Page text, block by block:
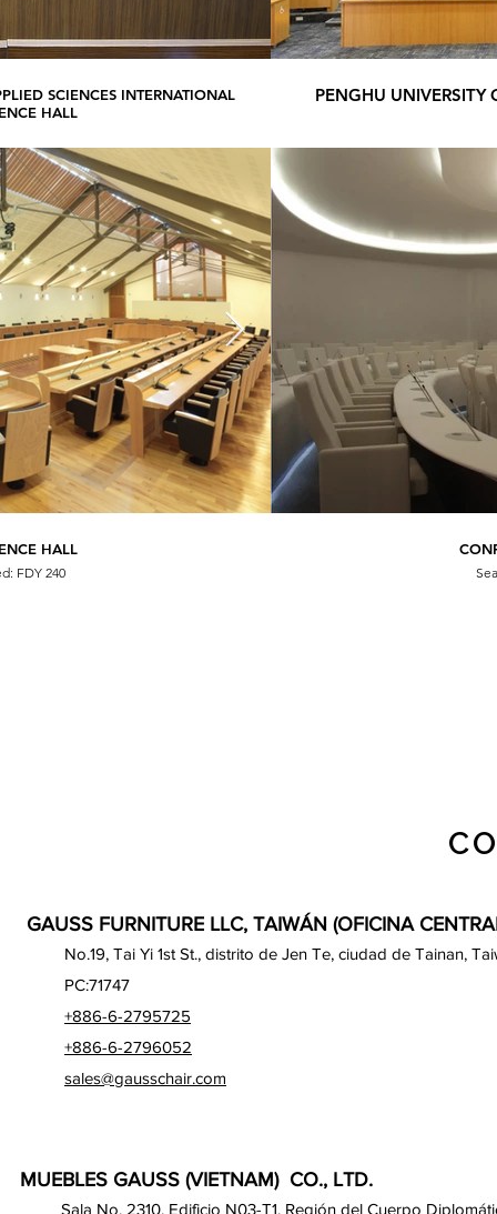
SCIENCES INTERNATIONAL
HALL
KAOHSIUNG UNIVERSITY
PENGHU UNIVERSITY
HALL
FDY 240
GAUSS FURNITURE LLC, TAIWÁN (OFICINA
No.19, Tai Yi 1st St., distrito de Jen Te, ciudad de Tainan,
PC:71747
+886-6-2795725
+886-6-2796052
sales@gausschair.com
MUEBLES GAUSS (VIETNAM) CO., LTD.
Sala No. 2310, Edificio N03-T1, Región del Cuerpo